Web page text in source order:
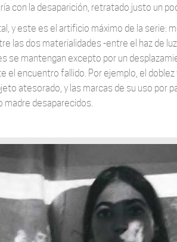
con la desaparición, retratado justo un
y este es el artificio máximo de la serie:
las dos materialidades -entre el haz de
se mantengan excepto por un
encuentro fallido. Por ejemplo, el doblez
atesorado, y las marcas de su uso por
madre desaparecidos.